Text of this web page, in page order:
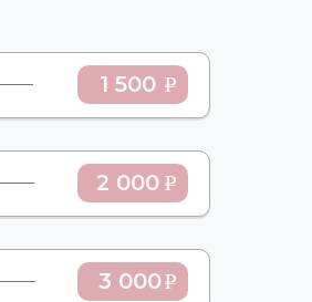
1 500
2 000
3 000